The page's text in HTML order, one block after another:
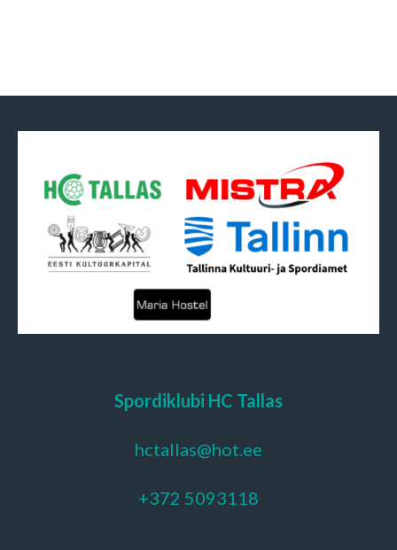
Spordiklubi HC Tallas
hctallas@hot.ee
+372 5093118